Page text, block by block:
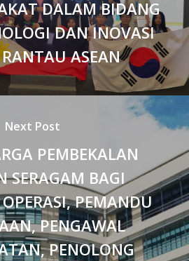
DALAM BIDANG
DAN INOVASI
ASEAN
Next Post
PEMBEKALAN
SERAGAM BAGI
PEMANDU
PENGAWAL
PENOLONG